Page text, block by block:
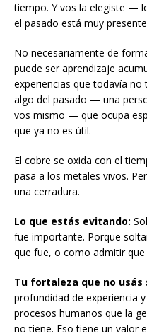
tiempo. Y vos la elegiste —
el pasado está muy
No necesariamente de
puede ser aprendizaje
experiencias que todavía
algo del pasado — una
vos mismo — que ocupa
que ya no es útil.
El cobre se oxida con el
pasa a los metales vivos.
una cerradura.
Lo que estás evitando:
fue importante. Porque
que fue, o como admitir
Tu fortaleza que no usás
profundidad de experiencia
procesos humanos que la
no tiene. Eso tiene un valor